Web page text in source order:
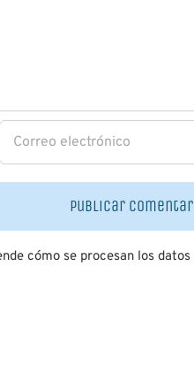
cómo se procesan los